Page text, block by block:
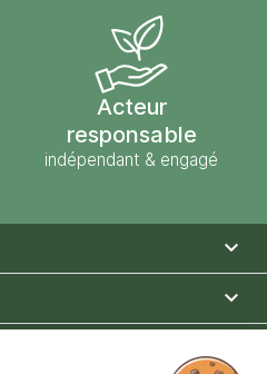
Acteur
responsable
indépendant & engagé

